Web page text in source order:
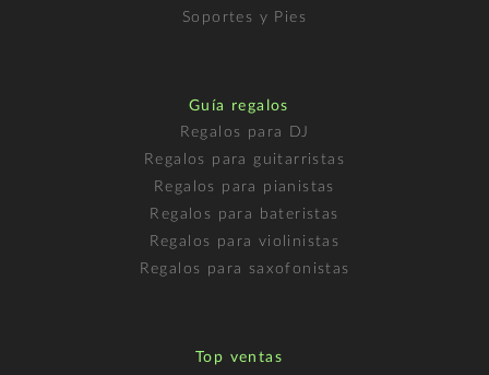
Soportes y Pies
Guía regalos
Regalos para DJ
Regalos para guitarristas
Regalos para pianistas
Regalos para bateristas
Regalos para violinistas
Regalos para saxofonistas
Top ventas